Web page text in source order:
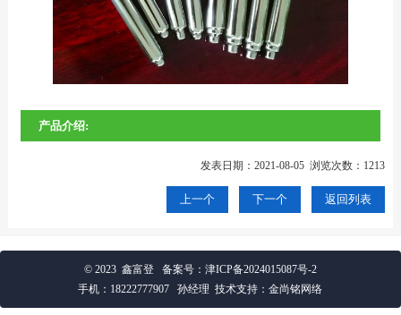
产品介绍:
发表日期：2021-08-05 浏览次数：1213
上一个 下一个 返回列表
© 2023 鑫富登 备案号： 津ICP备2024015087号-2
手机： 18222777907 孙经理 技术支持：金尚铭网络